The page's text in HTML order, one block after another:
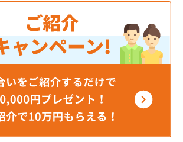
商店 本店
協本社
協本社 垣生充填所
協本社 小野基地
生協本社 石井基地
協本社 味生基地
業
ス
油店